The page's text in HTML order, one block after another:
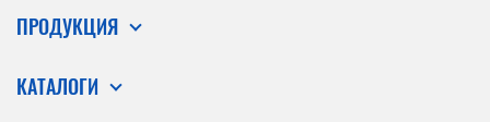
ПРОДУКЦИЯ
КАТАЛОГИ